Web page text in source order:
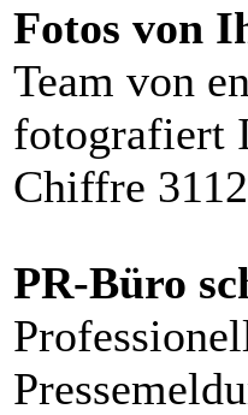
Fotos von
Team von
fotografiert
Chiffre
PR-Büro